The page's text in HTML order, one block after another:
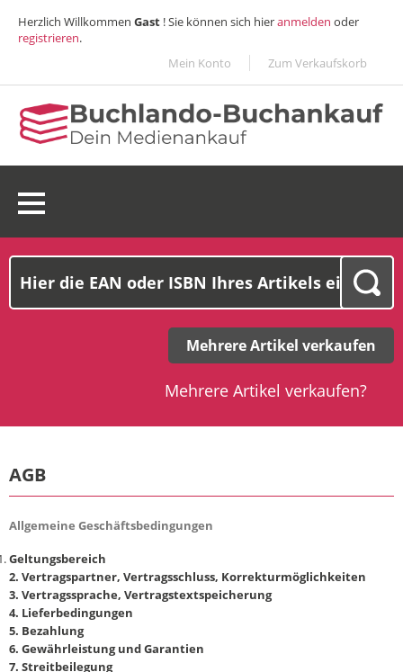
Herzlich Willkommen Gast ! Sie können sich hieranmelden oder
registrieren.
Mein Konto
Zum Verkaufskorb
Mehrere Artikel verkaufen
Mehrere Artikel verkaufen?
AGB
Allgemeine Geschäftsbedingungen
Geltungsbereich
2. Vertragspartner, Vertragsschluss, Korrekturmöglichkeiten
3. Vertragssprache, Vertragstextspeicherung
4. Lieferbedingungen
5. Bezahlung
6. Gewährleistung und Garantien
7. Streitbeilegung